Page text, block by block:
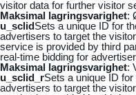
visitor data for further visitor
Maksimal lagringsvarighet:
u_sclidSets a unique ID for
advertisers to target the
service is provided by third
real-time bidding for
Maksimal lagringsvarighet:
u_sclid_rSets a unique ID
advertisers to target the